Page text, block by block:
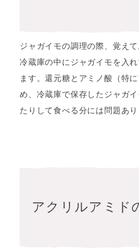
ジャガイモの調理の際、覚え
冷蔵庫の中にジャガイモを入
ます。還元糖とアミノ酸（特
め、冷蔵庫で保存したジャガ
たりして食べる分には問題あり
アクリルアミド